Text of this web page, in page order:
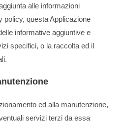
alle informazioni
policy, questa Applicazione
informative aggiuntive e
specifici, o la raccolta ed il
ed alla manutenzione,
servizi terzi da essa